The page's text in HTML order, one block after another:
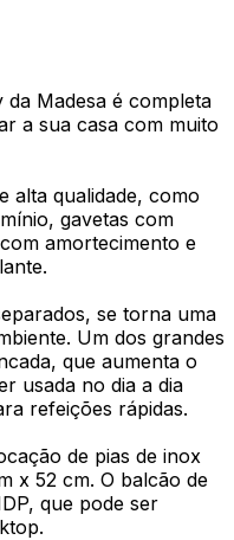
da Madesa é completa
a sua casa com muito
alta qualidade, como
gavetas com
amortecimento e
se torna uma
Um dos grandes
que aumenta o
usada no dia a dia
refeições rápidas.
de pias de inox
x 52 cm. O balcão de
que pode ser